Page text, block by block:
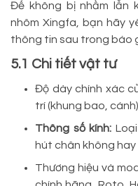
Để không bị nhầm lẫn
nhôm Xingfa, bạn hãy
thông tin sau trong báo
5.1 Chi tiết vật tư
Độ dày chính xác
trí (khung bao, cánh).
Thông số kính:
hút chân không
Thương hiệu và